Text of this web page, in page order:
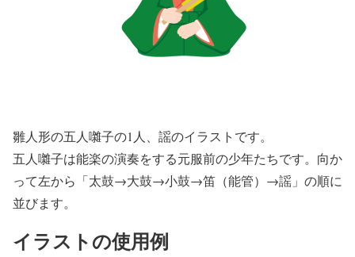
雛人形の五人囃子の1人、謡のイラストです。
五人囃子は能楽の演奏をする元服前の少年たちです。向か
って左から「太鼓→大鼓→小鼓→笛（能管）→謡」の順に
並びます。
イラストの使用例